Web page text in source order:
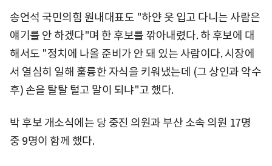
송언석 국민의힘 원내대표도 "하얀 옷 입고 다니는 사람은
얘기를 안 하겠다"며 한 후보를 깎아내렸다. 하 후보에 대
해서도 "정치에 나올 준비가 안 돼 있는 사람이다. 시장에
서 열심히 일해 훌륭한 자식을 키워냈는데 (그 상인과 악수
후) 손을 탈탈 털고 말이 되냐"고 했다.
박 후보 개소식에는 당 중진 의원과 부산 소속 의원 17명
중 9명이 함께 했다.